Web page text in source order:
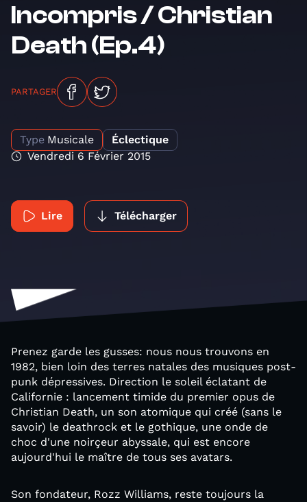
Incompris / Christian
Death (Ep.4)
PARTAGER
Type Musicale
Éclectique
Vendredi 6 Février 2015
Lire Télécharger
Prenez garde les gusses: nous nous trouvons en
1982, bien loin des terres natales des musiques post-
punk dépressives. Direction le soleil éclatant de
Californie : lancement timide du premier opus de
Christian Death, un son atomique qui créé (sans le
savoir) le deathrock et le gothique, une onde de
choc d'une noirçeur abyssale, qui est encore
aujourd'hui le maître de tous ses avatars.
Son fondateur, Rozz Williams, reste toujours la